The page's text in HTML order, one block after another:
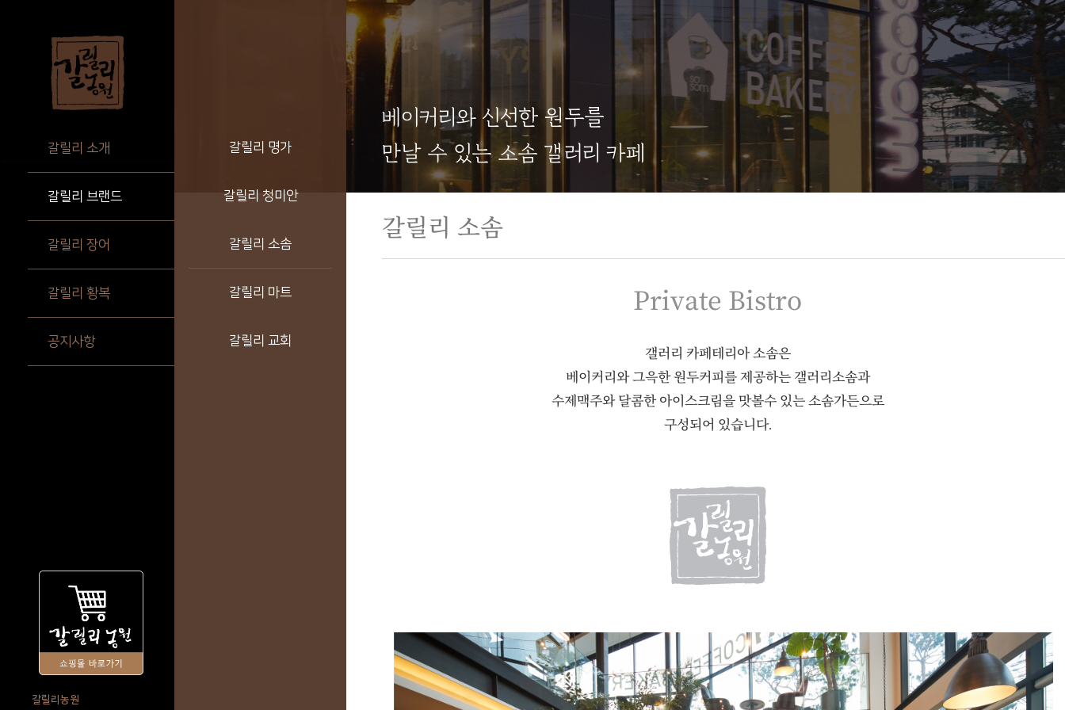
갈릴리 소개
갈릴리 브랜드
갈릴리 장어
갈릴리 황복
공지사항
갈릴리농원
베이커리와 신선한 원두를
만날 수 있는 소솜 갤러리 카페
갈릴리 소솜
갈릴리 명가
갈릴리 청미안
갈릴리 소솜
갈릴리 마트
갈릴리 교회
Private Bistro
갤러리 카페테리아 소솜은
베이커리와 그윽한 원두커피를 제공하는 갤러리소솜과
수제맥주와 달콤한 아이스크림을 맛볼수 있는 소솜가든으로
구성되어 있습니다.